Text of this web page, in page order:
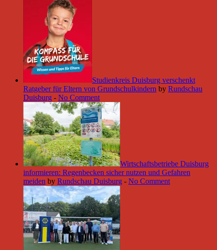
Studienkreis Duisburg verschenkt
Ratgeber für Eltern von Grundschulkindern by Rundschau
Duisburg - No Comment
Wirtschaftsbetriebe Duisburg
informieren: Regenbecken sicher nutzen und Gefahren
meiden by Rundschau Duisburg - No Comment